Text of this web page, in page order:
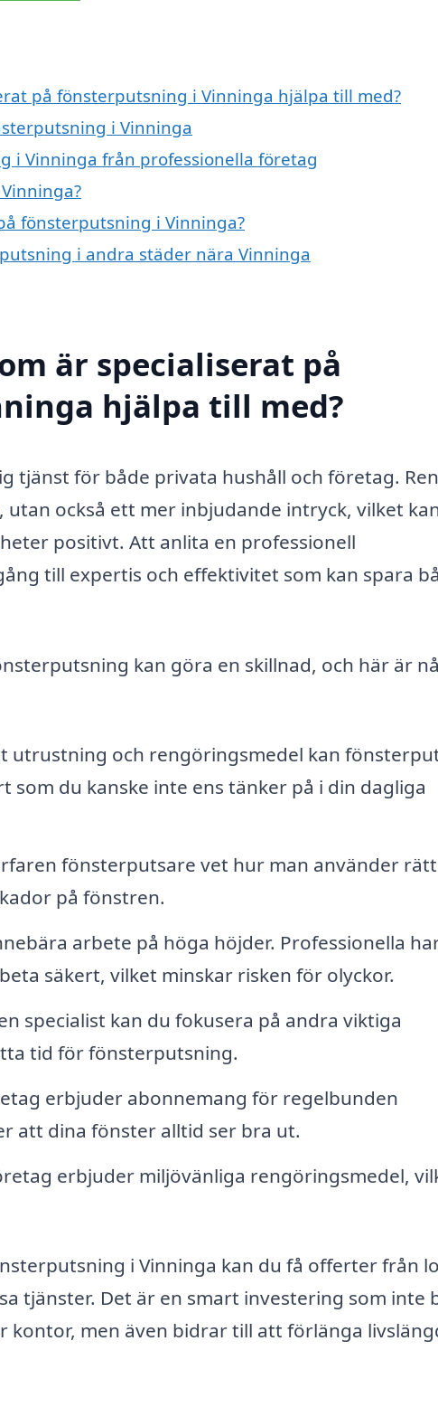
på fönsterputsning i Vinninga hjälpa till med?
i Vinninga
i Vinninga från professionella företag
fönsterputsning i Vinninga?
i andra städer nära Vinninga
är specialiserat på
hjälpa till med?
tjänst för både privata hushåll och företag.
också ett mer inbjudande intryck, vilket
positivt. Att anlita en professionell
till expertis och effektivitet som kan spara
kan göra en skillnad, och här är
utrustning och rengöringsmedel kan
du kanske inte ens tänker på i din dagliga
fönsterputsare vet hur man använder rätt
på fönstren.
arbete på höga höjder. Professionella
säkert, vilket minskar risken för olyckor.
specialist kan du fokusera på andra viktiga
tid för fönsterputsning.
erbjuder abonnemang för regelbunden
att dina fönster alltid ser bra ut.
erbjuder miljövänliga rengöringsmedel,
i Vinninga kan du få offerter från
tjänster. Det är en smart investering som inte
men även bidrar till att förlänga